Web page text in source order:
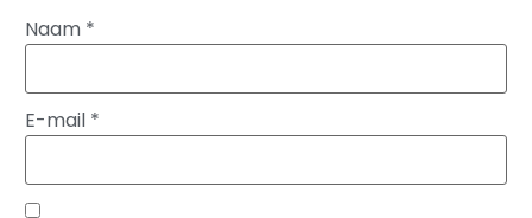
Naam *
E-mail *